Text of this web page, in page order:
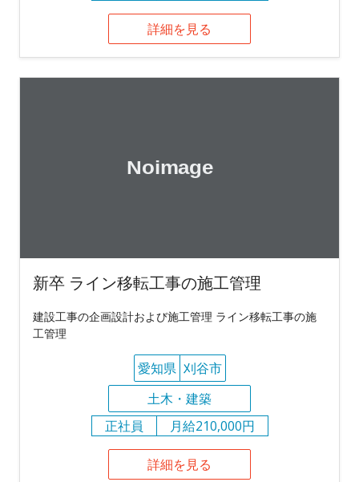
詳細を見る
新卒 ライン移転工事の施工管理
建設工事の企画設計および施工管理 ライン移転工事の施
工管理
愛知県 刈谷市
土木・建築
正社員
月給210,000円
詳細を見る